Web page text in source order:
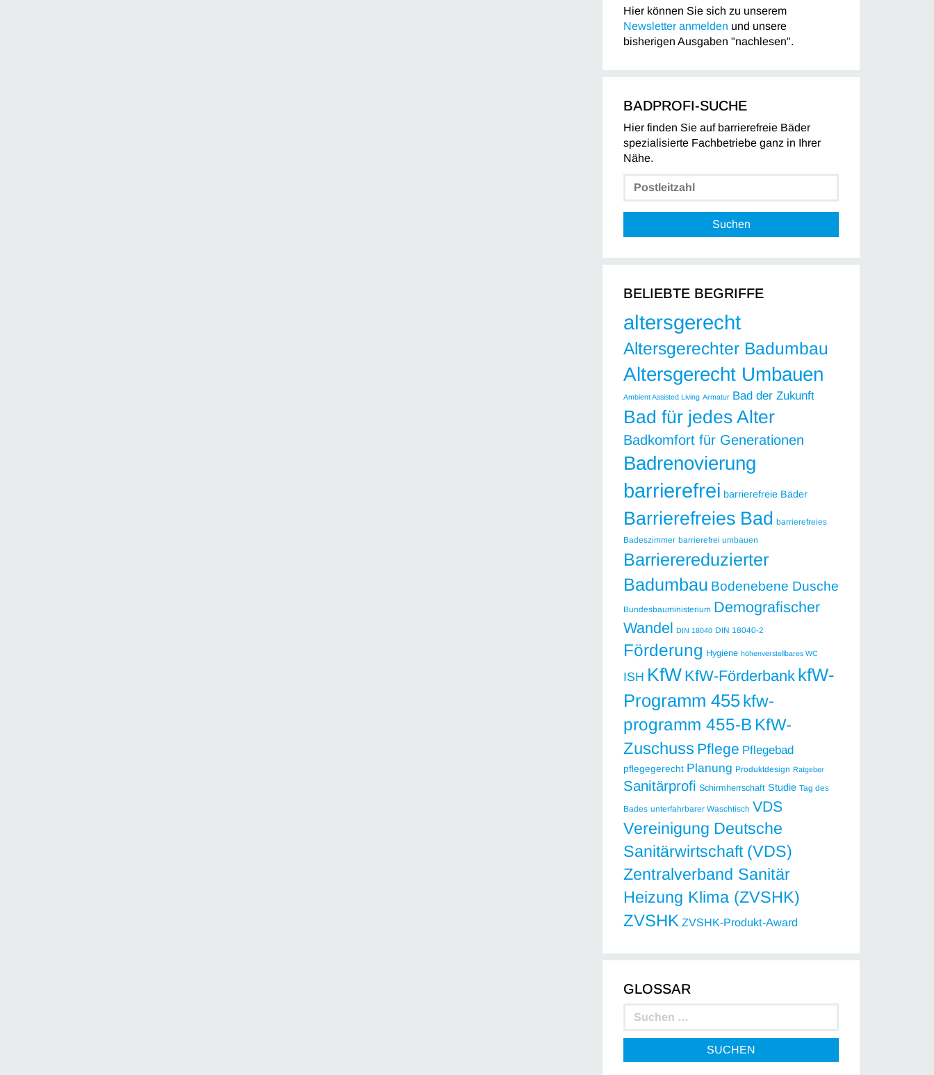
Hier können Sie sich zu unserem
Newsletter anmelden und unsere
bisherigen Ausgaben "nachlesen".
BADPROFI-SUCHE
Hier finden Sie auf barrierefreie Bäder
spezialisierte Fachbetriebe ganz in Ihrer
Nähe.
Suchen
BELIEBTE BEGRIFFE
altersgerecht
Altersgerechter Badumbau
Altersgerecht Umbauen
Ambient Assisted Living Armatur Bad der Zukunft
Bad für jedes Alter
Badkomfort für Generationen
Badrenovierung
barrierefrei barrierefreie Bäder
Barrierefreies Bad barrierefreies
Badeszimmer barrierefrei umbauen
Barrierereduzierter
Badumbau Bodenebene Dusche
Bundesbauministerium Demografischer
Wandel DIN 18040 DIN 18040-2
Förderung Hygiene höhenverstellbares WC
ISH KfW KfW-Förderbank kfW-
Programm 455kfw-
programm 455-B KfW-
Zuschuss Pflege Pflegebad
pflegegerecht Planung Produktdesign Ratgeber
Sanitärprofi Schirmherrschaft Studie Tag des
Bades unterfahrbarer Waschtisch VDS
Vereinigung Deutsche
Sanitärwirtschaft (VDS)
Zentralverband Sanitär
Heizung Klima (ZVSHK)
ZVSHK ZVSHK-Produkt-Award
GLOSSAR
SUCHEN